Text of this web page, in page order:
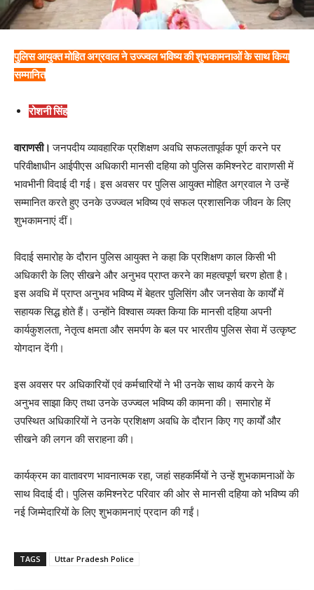
पुलिस आयुक्त मोहित अग्रवाल ने उज्ज्वल भविष्य की शुभकामनाओं के साथ किया
सम्मानित
रोशनी सिंह
वाराणसी।जनपदीय व्यावहारिक प्रशिक्षण अवधि सफलतापूर्वक पूर्ण करने पर
परिवीक्षाधीन आईपीएस अधिकारी मानसी दहिया को पुलिस कमिश्नरेट वाराणसी में
भावभीनी विदाई दी गई। इस अवसर पर पुलिस आयुक्त मोहित अग्रवाल ने उन्हें
सम्मानित करते हुए उनके उज्ज्वल भविष्य एवं सफल प्रशासनिक जीवन के लिए
शुभकामनाएं दीं।
विदाई समारोह के दौरान पुलिस आयुक्त ने कहा कि प्रशिक्षण काल किसी भी
अधिकारी के लिए सीखने और अनुभव प्राप्त करने का महत्वपूर्ण चरण होता है।
इस अवधि में प्राप्त अनुभव भविष्य में बेहतर पुलिसिंग और जनसेवा के कार्यों में
सहायक सिद्ध होते हैं। उन्होंने विश्वास व्यक्त किया कि मानसी दहिया अपनी
कार्यकुशलता, नेतृत्व क्षमता और समर्पण के बल पर भारतीय पुलिस सेवा में उत्कृष्ट
योगदान देंगी।
इस अवसर पर अधिकारियों एवं कर्मचारियों ने भी उनके साथ कार्य करने के
अनुभव साझा किए तथा उनके उज्ज्वल भविष्य की कामना की। समारोह में
उपस्थित अधिकारियों ने उनके प्रशिक्षण अवधि के दौरान किए गए कार्यों और
सीखने की लगन की सराहना की।
कार्यक्रम का वातावरण भावनात्मक रहा, जहां सहकर्मियों ने उन्हें शुभकामनाओं के
साथ विदाई दी। पुलिस कमिश्नरेट परिवार की ओर से मानसी दहिया को भविष्य की
नई जिम्मेदारियों के लिए शुभकामनाएं प्रदान की गईं।
TAGS Uttar Pradesh Police